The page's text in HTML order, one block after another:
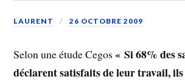
LAURENT 26 OCTOBRE 2009
Selon une étude Cegos« Si 68% des
déclarent satisfaits de leur travail, ils